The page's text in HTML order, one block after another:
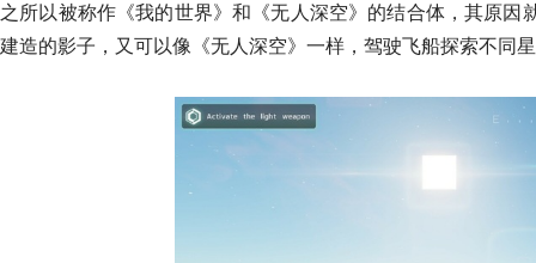
之所以被称作《我的世界》和《无人深空》的结合体，其原因
建造的影子，又可以像 《无人深空》一样，驾驶飞船探索不同